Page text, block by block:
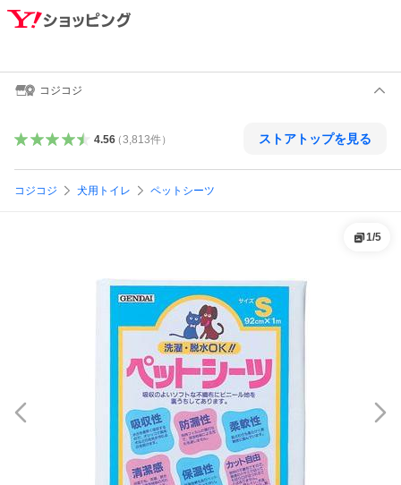
コジコジ
4.56（3,813件） ストアトップを見る
コジコジ 犬用トイレ ペットシーツ
1/5